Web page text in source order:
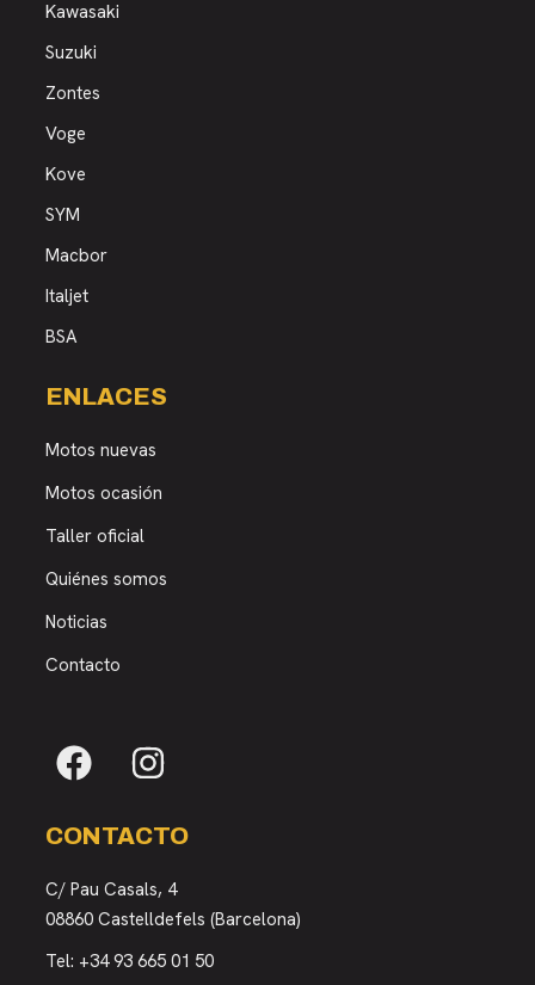
Kawasaki
Suzuki
Zontes
Voge
Kove
SYM
Macbor
Italjet
BSA
ENLACES
Motos nuevas
Motos ocasión
Taller oficial
Quiénes somos
Noticias
Contacto
CONTACTO
C/ Pau Casals, 4
08860 Castelldefels (Barcelona)
Tel: +34 93 665 01 50